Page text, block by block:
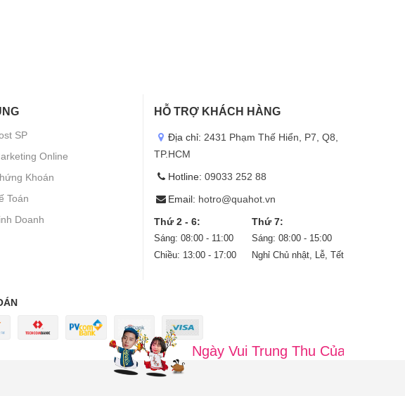
SP
Online
Khoán
Toán
Doanh
HỖ TRỢ KHÁCH HÀNG
Địa chỉ: 2431 Phạm Thế Hiển, P7, Q8,
TP.HCM
Hotline: 09033 252 88
Email: hotro@quahot.vn
Thứ 2 - 6:
Sáng: 08:00 - 11:00
Chiều: 13:00 - 17:00
Thứ 7:
Sáng: 08:00 - 15:00
Nghỉ Chủ nhật, Lễ, Tết
Ngày Vui Trung Thu Của Bé, Cùng